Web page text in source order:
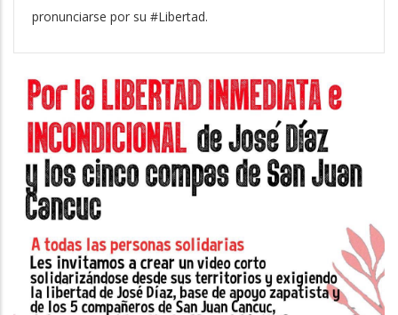
pronunciarse por su #Libertad.